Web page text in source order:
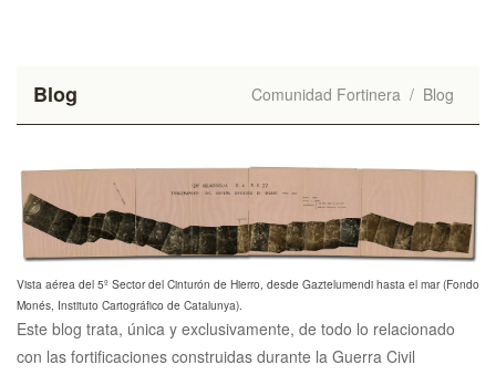
Blog Comunidad Fortinera / Blog
Vista aérea del 5º Sector del Cinturón de Hierro, desde Gaztelumendi hasta el mar (Fondo
Monés, Instituto Cartográfico de Catalunya).
Este blog trata, única y exclusivamente, de todo lo relacionado
con las fortificaciones construidas durante la Guerra Civil